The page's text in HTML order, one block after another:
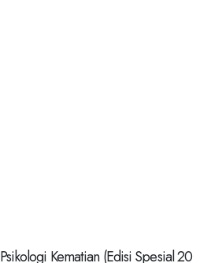
Psikologi Kematian (Edisi Spesial 20